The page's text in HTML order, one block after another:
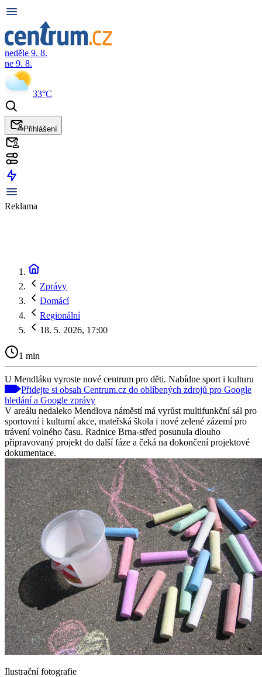
neděle 9. 8.
ne 9. 8.
33°C
Přihlášení
Reklama
Zprávy
Domácí
Regionální
18. 5. 2026, 17:00
1 min
U Mendláku vyroste nové centrum pro děti. Nabídne sport i kulturu
Přidejte si obsah Centrum.cz do oblíbených zdrojů pro Google
hledání a Google zprávy
V areálu nedaleko Mendlova náměstí má vyrůst multifunkční sál pro
sportovní i kulturní akce, mateřská škola i nové zelené zázemí pro
trávení volného času. Radnice Brna-střed posunula dlouho
připravovaný projekt do další fáze a čeká na dokončení projektové
dokumentace.
Ilustrační fotografie